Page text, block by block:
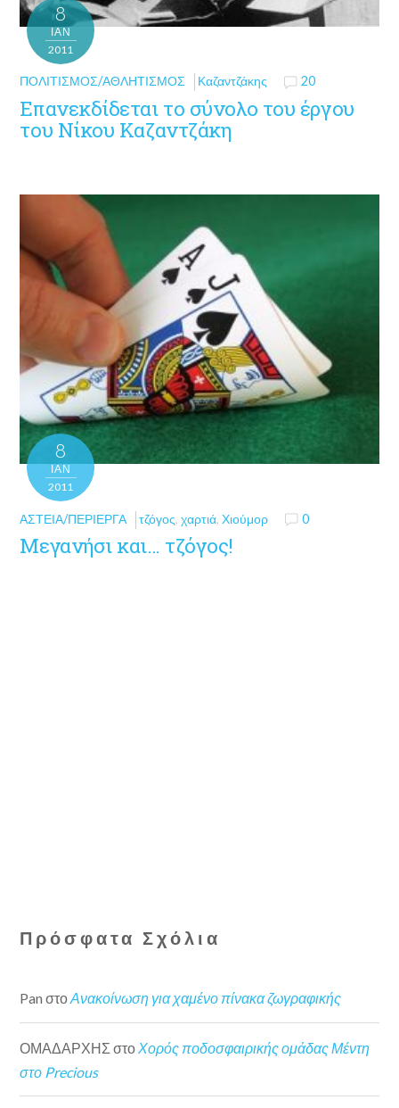
8
ΙΑΝ
2011
ΠΟΛΙΤΙΣΜΌΣ/ΑΘΛΗΤΙΣΜΌΣ Καζαντζάκης 20
Επανεκδίδεται το σύνολο του έργου
του Νίκου Καζαντζάκη
8
ΙΑΝ
2011
ΑΣΤΕΊΑ/ΠΕΡΊΕΡΓΑ τζόγος,χαρτιά,Χιούμορ 0
Μεγανήσι και… τζόγος!
Πρόσφατα Σχόλια
Pan στοΑνακοίνωση για χαμένο πίνακα ζωγραφικής
ΟΜΑΔΑΡΧΗΣ στο Χορός ποδοσφαιρικής ομάδας Μέντη
στο Precious